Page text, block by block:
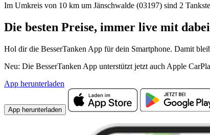
Im Umkreis von 10 km um Jänschwalde (03197) sind 2
Die besten Preise, immer live mit
Hol dir die BesserTanken App für dein Smartphone. Damit
Neu: Die BesserTanken App unterstützt jetzt auch Apple
App herunterladen
App herunterladen